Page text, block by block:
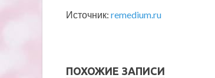
Источник: remedium.ru
ПОХОЖИЕ ЗАПИСИ